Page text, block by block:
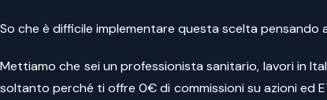
So che è difficile implementare questa scelta
Mettiamo che sei un professionista sanitario, lavori in
soltanto perché ti offre 0€ di commissioni su azioni ed